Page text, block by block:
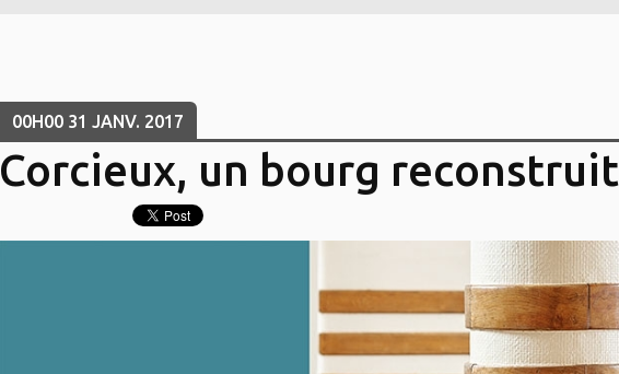
00H00 31 JANV. 2017
Corcieux, un bourg reconstruit